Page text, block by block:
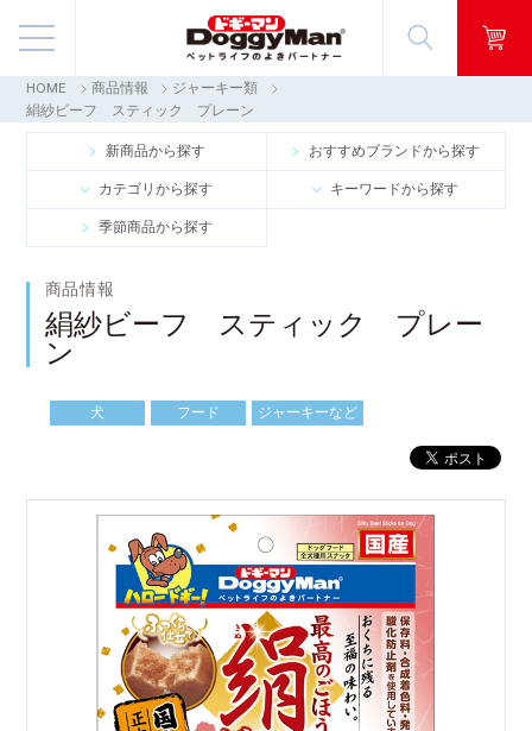
商品情報
映像ギャラリー
知る・楽しむ
お客様窓口・Q＆A
会社情報
採用情報
サイトマップ English
HOME 商品情報
ジャーキー類
絹紗ビーフ スティック プレーン
新商品から探す おすすめブランドから探す
カテゴリから探す キーワードから探す
季節商品から探す
商品情報
絹紗ビーフ スティック プレー
ン
犬 フード ジャーキーなど